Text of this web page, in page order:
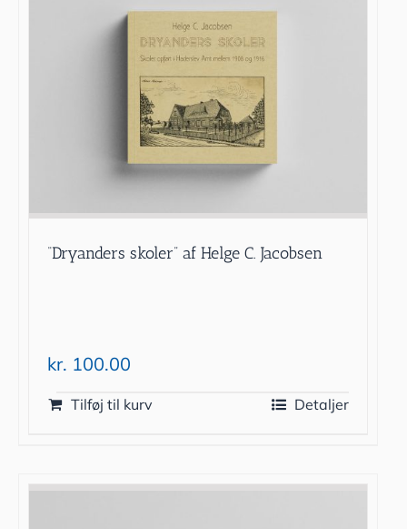
“Dryanders skoler” af Helge C. Jacobsen
kr. 100.00
Tilføj til kurv Detaljer